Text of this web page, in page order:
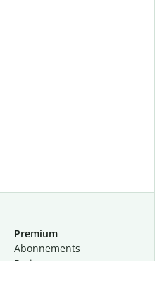
Premium
Abon­ne­ments
Preise